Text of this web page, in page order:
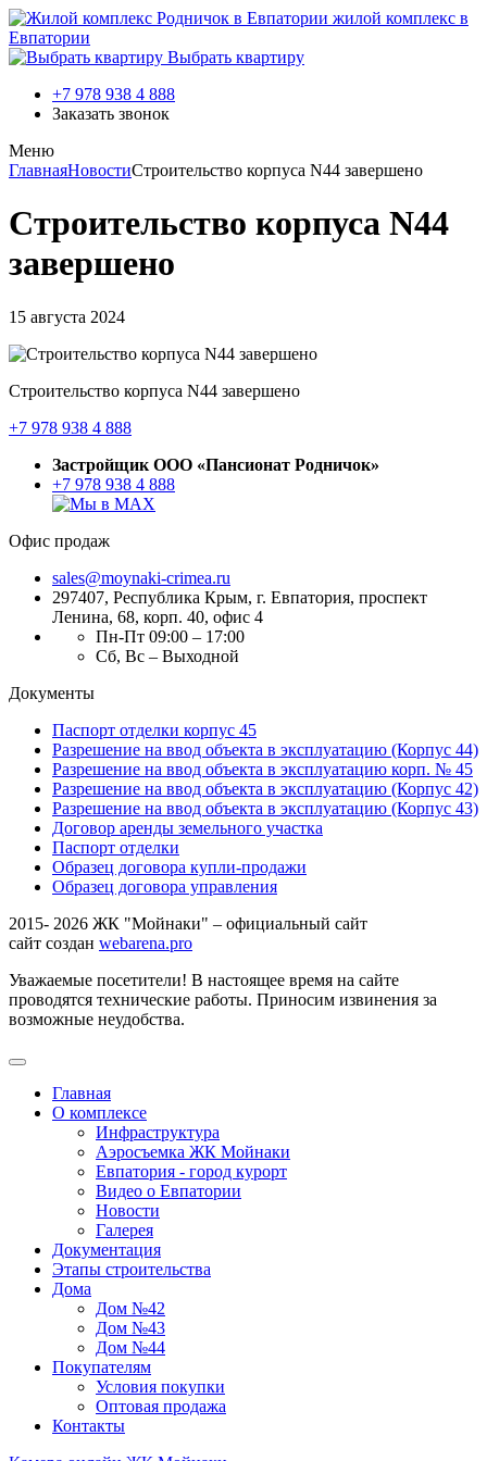
жилой комплекс в
Евпатории
Выбрать квартиру
+7 978 938 4 888
Заказать звонок
Меню
ГлавнаяНовостиСтроительство корпуса N44 завершено
Строительство корпуса N44
завершено
15 августа 2024
Строительство корпуса N44 завершено
+7 978 938 4 888
Застройщик ООО «Пансионат Родничок»
+7 978 938 4 888
Офис продаж
sales@moynaki-crimea.ru
297407, Республика Крым, г. Евпатория, проспект
Ленина, 68, корп. 40, офис 4
Пн-Пт 09:00 – 17:00
Сб, Вс – Выходной
Документы
Паспорт отделки корпус 45
Разрешение на ввод объекта в эксплуатацию (Корпус 44)
Разрешение на ввод объекта в эксплуатацию корп. № 45
Разрешение на ввод объекта в эксплуатацию (Корпус 42)
Разрешение на ввод объекта в эксплуатацию (Корпус 43)
Договор аренды земельного участка
Паспорт отделки
Образец договора купли-продажи
Образец договора управления
2015- 2026 ЖК "Мойнаки" – официальный сайт
сайт создан webarena.pro
Уважаемые посетители! В настоящее время на сайте
проводятся технические работы. Приносим извинения за
возможные неудобства.
Главная
О комплексе
Инфраструктура
Аэросъемка ЖК Мойнаки
Евпатория - город курорт
Видео о Евпатории
Новости
Галерея
Документация
Этапы строительства
Дома
Дом №42
Дом №43
Дом №44
Покупателям
Условия покупки
Оптовая продажа
Контакты